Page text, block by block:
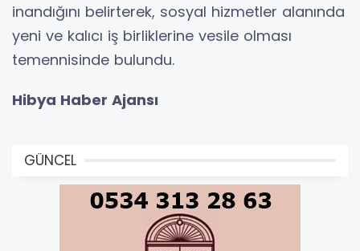
inandığını belirterek, sosyal hizmetler alanında
yeni ve kalıcı iş birliklerine vesile olması
temennisinde bulundu.
Hibya Haber Ajansı
GÜNCEL